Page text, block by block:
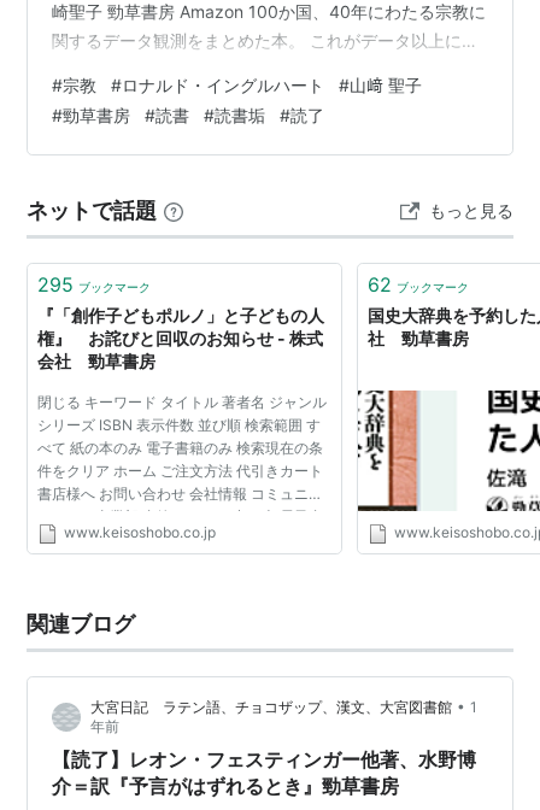
崎聖子 勁草書房 Amazon 100か国、40年にわたる宗教に
関するデータ観測をまとめた本。 これがデータ以上に自
モい。あくまで西洋視点の宗教なので、アジアにおける
宗教定義っていうのが微妙。特に日本においては微妙で
あるというのは著者も認めてはいるけどまあ微妙。キリ
あ。それでも面白いのだ。世界は動いているし、そこに
はある法則…
#宗教 #ロナルド・イングルハート #山﨑 聖子
#勁草書房 #読書 #読書垢 #読了
ネットで話題 もっと見る
295 ブックマーク
『「創作子どもポルノ」と子どもの人
権』 お詫びと回収のお知らせ - 株式
会社 勁草書房
閉じる キーワード タイトル 著者名 ジャンル
シリーズ ISBN 表示件数 並び順 検索範囲 す
べて 紙の本のみ 電子書籍のみ 検索現在の条
件をクリア ホーム ご注文方法 代引きカート
書店様へ お問い合わせ 会社情報 コミュニケ
ーション事業部 書籍 これから出る本 電子書
籍 お知らせ 詳細検索 ホーム ご注文方法 代引
www.keisoshobo.co.jp
62 ブックマーク
国史大辞典を予約し
社 勁草書房
関連ブログ
大宮日記 ラテン語、チョコザップ、漢文、大宮図書館 • 1
年前
【読了】レオン・フェスティンガー他著、水野博
介＝訳『予言がはずれるとき』勁草書房